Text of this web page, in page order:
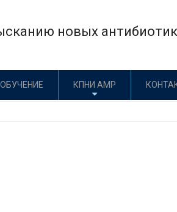
новых
КПНИ АМР